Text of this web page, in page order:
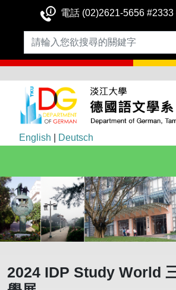
電話 (02)2621-5656
English Deutsch
2024 IDP Study World